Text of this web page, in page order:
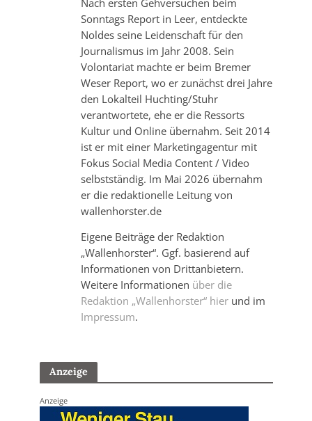
Nach ersten Gehversuchen beim
Sonntags Report in Leer, entdeckte
Noldes seine Leidenschaft für den
Journalismus im Jahr 2008. Sein
Volontariat machte er beim Bremer
Weser Report, wo er zunächst drei Jahre
den Lokalteil Huchting/Stuhr
verantwortete, ehe er die Ressorts
Kultur und Online übernahm. Seit 2014
ist er mit einer Marketingagentur mit
Fokus Social Media Content / Video
selbstständig. Im Mai 2026 übernahm
er die redaktionelle Leitung von
wallenhorster.de
Eigene Beiträge der Redaktion
„Wallenhorster“. Ggf. basierend auf
Informationen von Drittanbietern.
Weitere Informationen über die
Redaktion „Wallenhorster“ hierund im
Impressum.
Anzeige
Anzeige